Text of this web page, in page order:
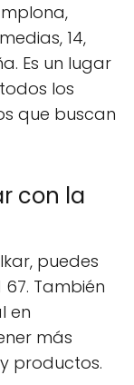
14,
Es un lugar
los
que buscan
con la
puedes
También
en
más
productos.